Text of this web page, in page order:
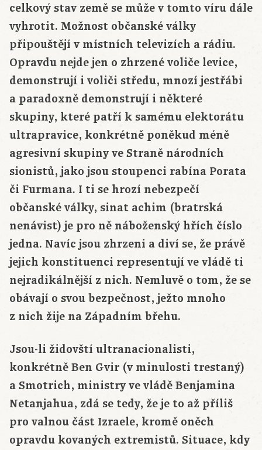
celkový stav země se může v tomto víru dále
vyhrotit. Možnost občanské války
připouštějí v místních televizích a rádiu.
Opravdu nejde jen o zhrzené voliče levice,
demonstrují i voliči středu, mnozí jestřábi
a paradoxně demonstrují i některé
skupiny, které patří k samému elektorátu
ultrapravice, konkrétně poněkud méně
agresivní skupiny ve Straně národních
sionistů, jako jsou stoupenci rabína Porata
či Furmana. I ti se hrozí nebezpečí
občanské války, sinat achim (bratrská
nenávist) je pro ně náboženský hřích číslo
jedna. Navíc jsou zhrzeni a diví se, že právě
jejich konstituenci representují ve vládě ti
nejradikálnější z nich. Nemluvě o tom, že se
obávají o svou bezpečnost, ježto mnoho
z nich žije na Západním břehu.
Jsou-li židovští ultranacionalisti,
konkrétně Ben Gvir (v minulosti trestaný)
a Smotrich, ministry ve vládě Benjamina
Netanjahua, zdá se tedy, že je to až příliš
pro valnou část Izraele, kromě oněch
opravdu kovaných extremistů. Situace, kdy